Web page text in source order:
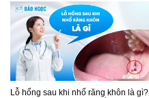
Lỗ hổng sau khi nhổ răng khôn là gì?